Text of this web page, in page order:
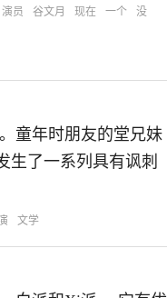
演员 谷文月 现在 一个
没
童年时朋友的堂兄妹
生了一系列具有讽刺
文学